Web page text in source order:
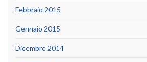
Febbraio 2015
Gennaio 2015
Dicembre 2014